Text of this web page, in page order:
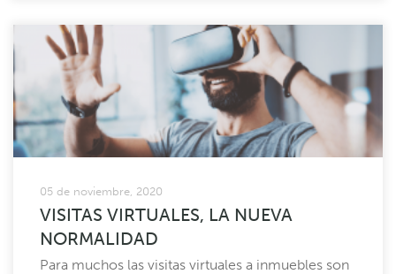
05 de noviembre, 2020
VISITAS VIRTUALES, LA NUEVA
NORMALIDAD
Para muchos las visitas virtuales a inmuebles son